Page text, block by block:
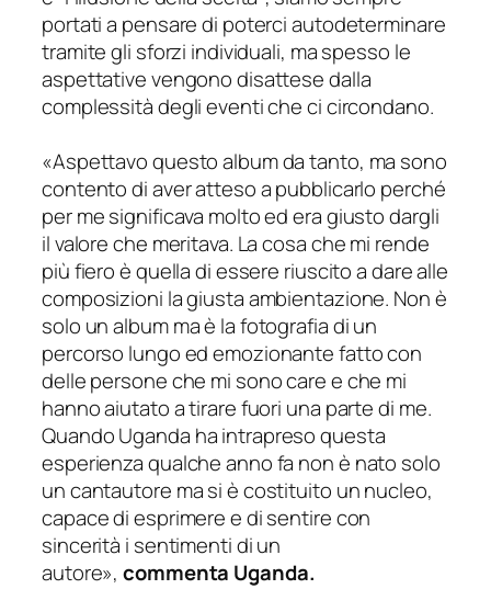
portati a pensare di poterci autodeterminare
tramite gli sforzi individuali, ma spesso le
aspettative vengono disattese dalla
complessità degli eventi che ci circondano.
«Aspettavo questo album da tanto, ma sono
contento di aver atteso a pubblicarlo perché
per me significava molto ed era giusto dargli
il valore che meritava. La cosa che mi rende
più fiero è quella di essere riuscito a dare alle
composizioni la giusta ambientazione. Non è
solo un album ma è la fotografia di un
percorso lungo ed emozionante fatto con
delle persone che mi sono care e che mi
hanno aiutato a tirare fuori una parte di me.
Quando Uganda ha intrapreso questa
esperienza qualche anno fa non è nato solo
un cantautore ma si è costituito un nucleo,
capace di esprimere e di sentire con
sincerità i sentimenti di un
autore», commenta Uganda.